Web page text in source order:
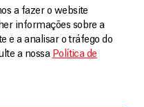
a fazer o website
informações sobre a
e a analisar o tráfego do
a nossa Política de